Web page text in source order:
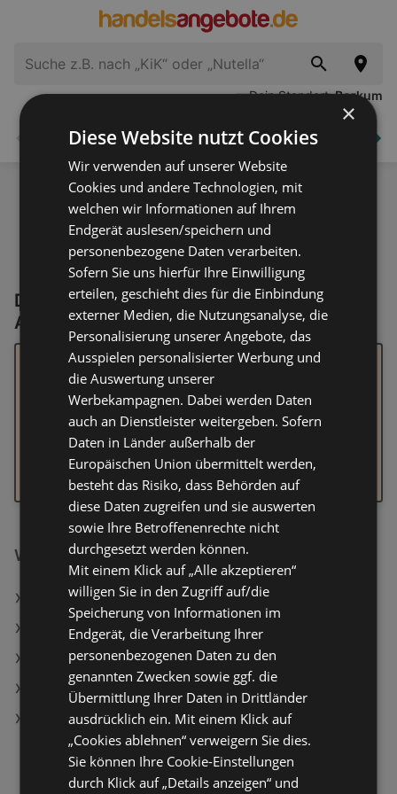
Dein Standort: Borkum
Supermärkte Elektronik Haus und Garten
Derzeit keine Oettinger Aktionen &
Angebote
Wie es aussieht, konnten wir nichts Passendes zu
deinem Suchbegriff finden. Wir haben einige Tipps, die
deine Suche erleichtern könnten:
Prüfe deine Eingabe auf Tippfehler
Nutze einen allgemeineren Suchbegriff, oder probiere
ähnliche Wörter
Navigiere über unser Kategorienmenü direkt zu der
Branche, in der du Ergebnisse suchst
Weiterführende Links
4 Slipboxer
2-in-1-Decke-und-Kissen
Privat Kaffee African Blue - 2 x 250 g Gemahlen
Seamless-Bustier mit Struktur
Emerio Sandwichtoaster ST-130038
×
Diese Website nutzt Cookies
Wir verwenden auf unserer Website
Cookies und andere Technologien, mit
welchen wir Informationen auf Ihrem
Endgerät auslesen/speichern und
personenbezogene Daten verarbeiten.
Sofern Sie uns hierfür Ihre Einwilligung
erteilen, geschieht dies für die Einbindung
externer Medien, die Nutzungsanalyse, die
Personalisierung unserer Angebote, das
Ausspielen personalisierter Werbung und
die Auswertung unserer
Werbekampagnen. Dabei werden Daten
auch an Dienstleister weitergeben. Sofern
Daten in Länder außerhalb der
Europäischen Union übermittelt werden,
besteht das Risiko, dass Behörden auf
diese Daten zugreifen und sie auswerten
sowie Ihre Betroffenenrechte nicht
durchgesetzt werden können.
Mit einem Klick auf „Alle akzeptieren“
willigen Sie in den Zugriff auf/die
Speicherung von Informationen im
Endgerät, die Verarbeitung Ihrer
personenbezogenen Daten zu den
genannten Zwecken sowie ggf. die
Übermittlung Ihrer Daten in Drittländer
ausdrücklich ein. Mit einem Klick auf
„Cookies ablehnen“ verweigern Sie dies.
Sie können Ihre Cookie-Einstellungen
durch Klick auf „Details anzeigen“ und